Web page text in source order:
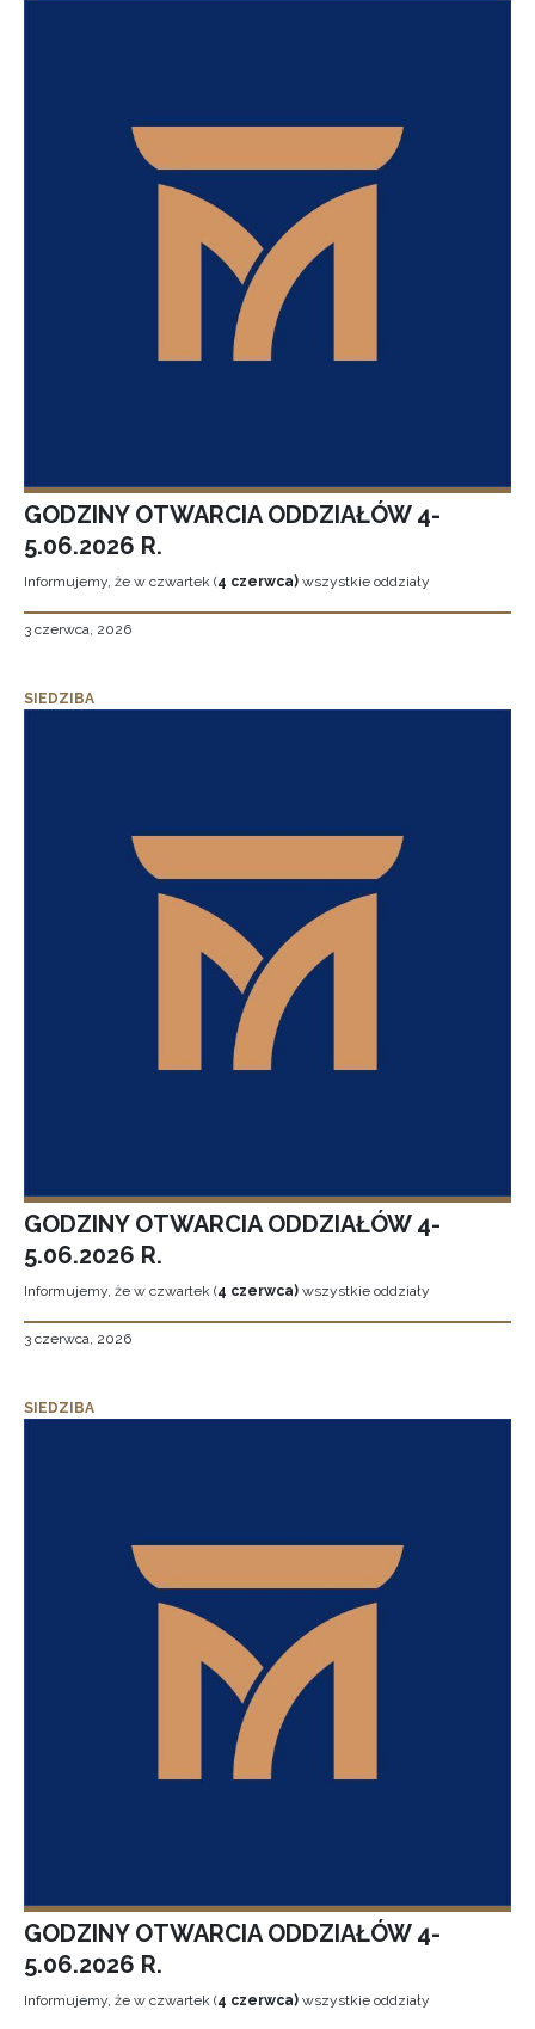
GODZINY OTWARCIA ODDZIAŁÓW 4-
5.06.2026 R.
Informujemy, że w czwartek (4 czerwca) wszystkie oddziały
3 czerwca, 2026
SIEDZIBA
GODZINY OTWARCIA ODDZIAŁÓW 4-
5.06.2026 R.
Informujemy, że w czwartek (4 czerwca) wszystkie oddziały
3 czerwca, 2026
SIEDZIBA
GODZINY OTWARCIA ODDZIAŁÓW 4-
5.06.2026 R.
Informujemy, że w czwartek (4 czerwca) wszystkie oddziały